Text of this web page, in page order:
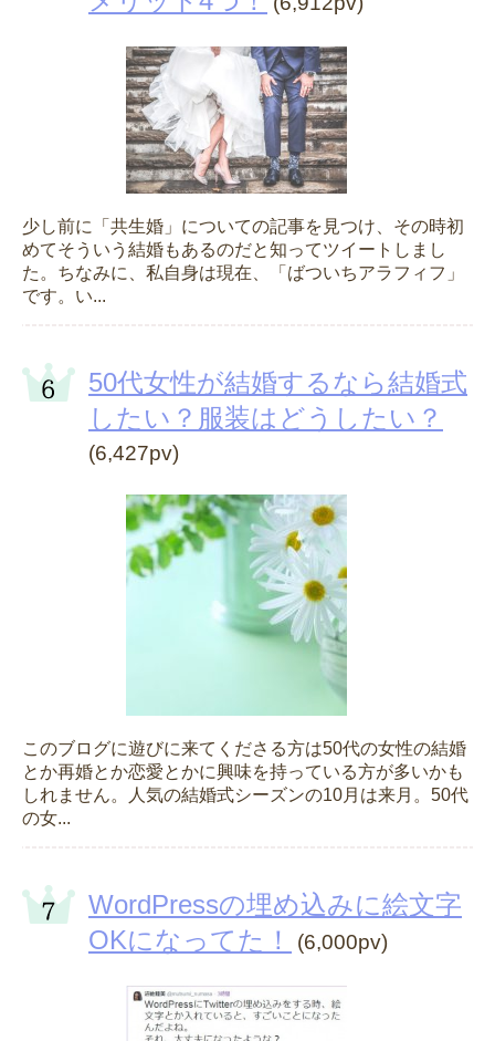
少し前に「共生婚」についての記事を見つけ、その時初
めてそういう結婚もあるのだと知ってツイートしまし
た。ちなみに、私自身は現在、「ばついちアラフィフ」
です。い...
50代女性が結婚するなら結婚式
したい？服装はどうしたい？
(6,427pv)
このブログに遊びに来てくださる方は50代の女性の結婚
とか再婚とか恋愛とかに興味を持っている方が多いかも
しれません。人気の結婚式シーズンの10月は来月。50代
の女...
WordPressの埋め込みに絵文字
OKになってた！
(6,000pv)